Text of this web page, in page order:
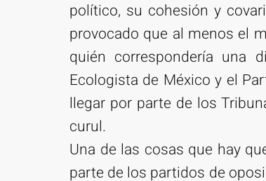
político, su cohesión y
provocado que al menos el
quién correspondería una
Ecologista de México y el
llegar por parte de los
curul.
Una de las cosas que hay
parte de los partidos de